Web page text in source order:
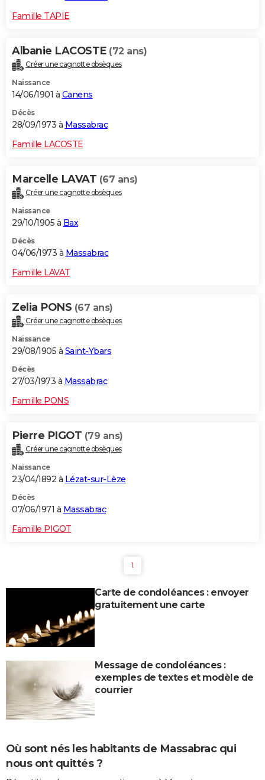
Famille TAPIE
Albanie LACOSTE (72 ans)
Créer une cagnotte obsèques
Naissance
14/06/1901 à Canens
Décès
28/09/1973 à Massabrac
Famille LACOSTE
Marcelle LAVAT (67 ans)
Créer une cagnotte obsèques
Naissance
29/10/1905 à Bax
Décès
04/06/1973 à Massabrac
Famille LAVAT
Zelia PONS (67 ans)
Créer une cagnotte obsèques
Naissance
29/08/1905 à Saint-Ybars
Décès
27/03/1973 à Massabrac
Famille PONS
Pierre PIGOT (79 ans)
Créer une cagnotte obsèques
Naissance
23/04/1892 à Lézat-sur-Lèze
Décès
07/06/1971 à Massabrac
Famille PIGOT
1
Carte de condoléances : envoyer
gratuitement une carte
Message de condoléances :
exemples de textes et modèle de
courrier
Où sont nés les habitants de Massabrac qui
nous ont quittés ?